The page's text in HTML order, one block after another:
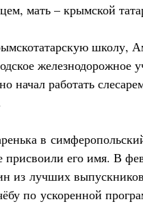
мать – крымской
школу,
железнодорожное
начал работать
в
присвоили его имя. В
из лучших выпускников
по ускоренной